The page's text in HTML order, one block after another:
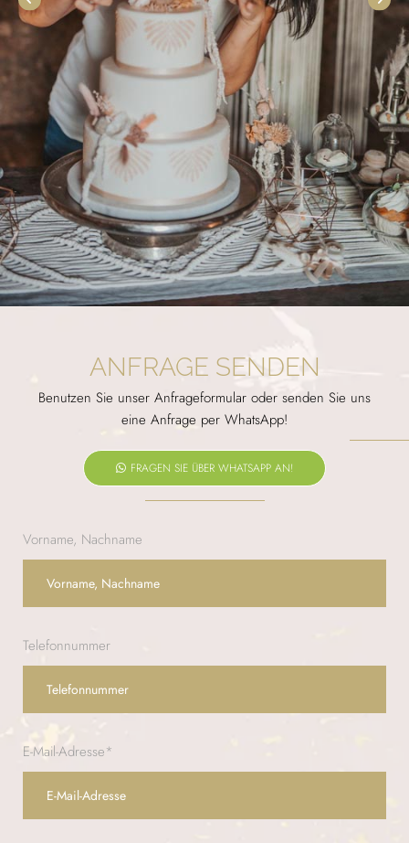
ANFRAGE SENDEN
Benutzen Sie unser Anfrageformular oder senden Sie uns
eine Anfrage per WhatsApp!
FRAGEN SIE ÜBER WHATSAPP AN!
Vorname, Nachname
Telefonnummer
E-Mail-Adresse*